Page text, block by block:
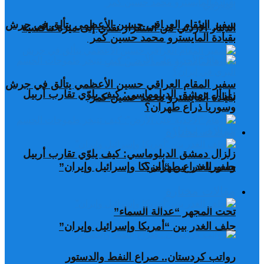
سفير المقام العراقي حسين الأعظمي يتألق في جرش
بقيادة المايسترو محمد حسين كمر
زلزال دمشق الدبلوماسي: كيف يلوّي تقارب أربيل
وسوريا ذراع طهران؟
حلف الغدر بين “أمريكا وإسرائيل وإيران”
تحت المجهر “عدالة السماء”
رواتب كردستان.. صراع النفط والدستور
الدينار الأردني من استقرار نقدي إلى ميزة تنافسية
سفير المقام العراقي حسين الأعظمي يتألق في جرش
بقيادة المايسترو محمد حسين كمر
زلزال دمشق الدبلوماسي: كيف يلوّي تقارب أربيل
وسوريا ذراع طهران؟
حلف الغدر بين “أمريكا وإسرائيل وإيران”